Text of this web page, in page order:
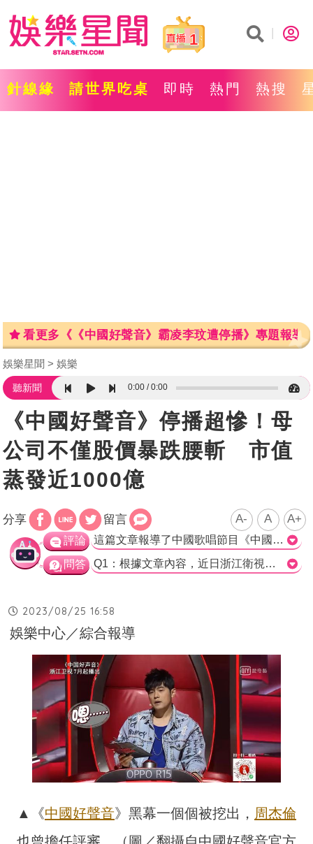
1
針線緣 請世界吃桌 即時 熱門 熱搜
看更多《《中國好聲音》霸凌李玟遭停播》專題報導
娛樂星聞 娛樂
聽新聞 0:00 0:00
《中國好聲音》停播超慘！母
公司不僅股價暴跌腰斬 市值
蒸發近1000億
分享 留言 A- A A+
評論 這篇文章報導了中國歌唱節目《中國好聲音》因李玟導師的錄音被曝光以及評審潘瑋柏的椅子自動轉向事件而引起醜聞連環爆。浙江衛視宣布停播節目並展開調查後，節目母公司市值蒸發近1000億元。報導還提及星空華文股價受到重創，降幅達23.4％，並在浙江衛視宣布停播後再次跌12.78％。文章還描述了李玟在錄音檔中揭露自己在錄製過程中遭到節目組威脅和侮辱的情況。 這起事件對於《中國好聲音》節目母公司星空華文來說是一個重大打擊。作為該公司最大的綜藝節目IP，《中國好聲音》的收入佔到了公司8成以上。因此，如果IP營收能力下降，將直接影響公司的業績。自從2012年《中國好聲音》開始走紅以來，近年來星空華文一直依賴這個節目來維持收入。 這篇文章呈現了李玟錄音檔證據以及潘瑋柏的椅子轉向事件，並提及這些事件對節目和母公司帶來的負面影響。報導也呈現了社群媒體上網友對節目黑幕的批評和抵制呼籲。這個報導對事件的描述相對中立，但可能需要更多資訊和訪問來完整呈現故事的全貌。>
問答 Q1：根據文章內容，近日浙江衛視宣布暫時停播的節目是？ a) 中?好?音 b) 中?新歌? c) 我是歌手 d) 蒙面歌王 正確答案：a) 中?好?音 Q2：根據文章內容，星空華文的股價在李玟錄音檔曝光後的股價下降了多少？ a) 23.4% b) 12.78% c) 58% d) 400億元 正確答案：a) 23.4% Q3：根據文章內容，中國好聲音是星空華文旗下最大的什麼？ a) 綜藝節目 b) 音樂專輯 c) 唱片公司 d) 品牌形象 正確答案：a) 綜藝節目
2023/08/25 16:58
娛樂中心／綜合報導
▲《中國好聲音》黑幕一個個被挖出， 周杰倫
也曾擔任評審。（圖／翻攝自中國好聲音官方